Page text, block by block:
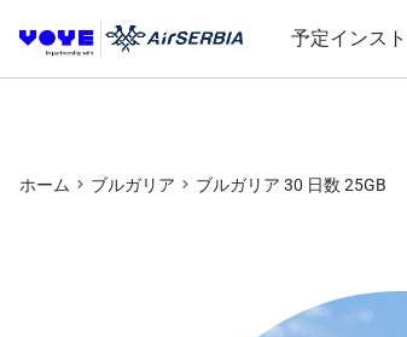
予定インス
ホーム ブルガリア ブルガリア 30 日数 25GB